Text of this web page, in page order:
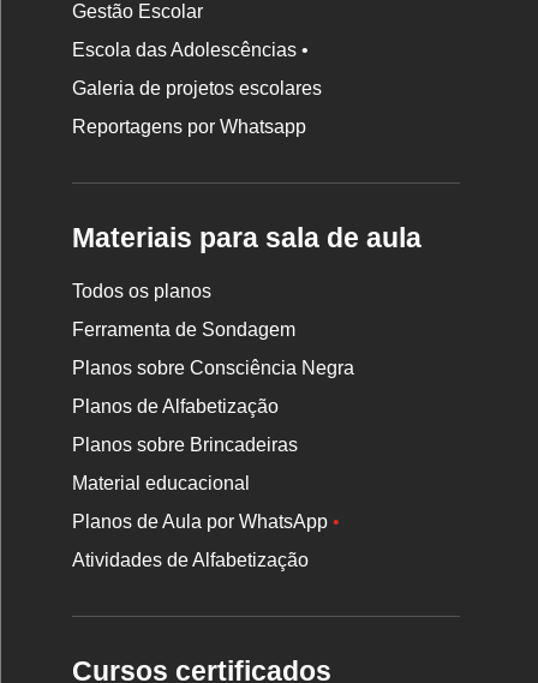
Gestão Escolar
Escola das Adolescências •
Galeria de projetos escolares
Reportagens por Whatsapp
Materiais para sala de aula
Todos os planos
Ferramenta de Sondagem
Planos sobre Consciência Negra
Planos de Alfabetização
Planos sobre Brincadeiras
Material educacional
Planos de Aula por WhatsApp•
Atividades de Alfabetização
Cursos certificados